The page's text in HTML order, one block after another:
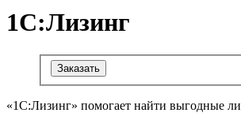
1С:Лизинг
Заказать
«1С:Лизинг» помогает найти выгодные